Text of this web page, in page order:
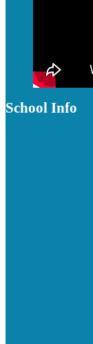
School Info